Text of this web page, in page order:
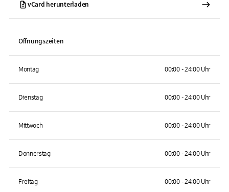
vCard herunterladen
Öffnungszeiten
Montag 00:00 - 24:00 Uhr
Dienstag 00:00 - 24:00 Uhr
Mittwoch 00:00 - 24:00 Uhr
Donnerstag 00:00 - 24:00 Uhr
Freitag 00:00 - 24:00 Uhr